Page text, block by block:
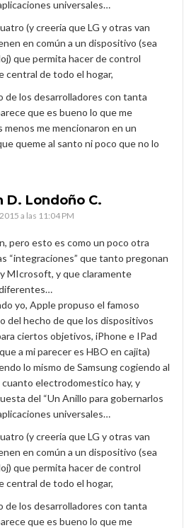
universales…
(y creeria que LG y otras van
en común a un dispositivo (sea
que permita hacer de control
central de todo el hogar,
de los desarrolladores con tanta
que es bueno lo que me
menos me mencionaron en un
queme al santo ni poco que no lo
D. Londoño C.
a las 11:04 PM
pero esto es como un poco otra
“integraciones” que tanto pregonan
MIcrosoft, y que claramente
yo, Apple propuso el famoso
del hecho de que los dispositivos
ciertos objetivos, iPhone e IPad
a mi parecer es HBO en cajita)
lo mismo de Samsung cogiendo al
electrodomestico hay, y
del “Un Anillo para gobernarlos
universales…
(y creeria que LG y otras van
en común a un dispositivo (sea
que permita hacer de control
central de todo el hogar,
de los desarrolladores con tanta
que es bueno lo que me